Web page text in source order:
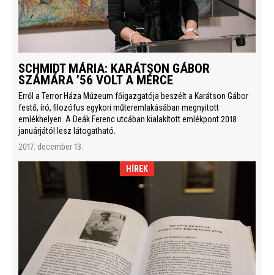
SCHMIDT MÁRIA: KARÁTSON GÁBOR
SZÁMÁRA ’56 VOLT A MÉRCE
Erről a Terror Háza Múzeum főigazgatója beszélt a Karátson Gábor
festő, író, filozófus egykori műteremlakásában megnyitott
emlékhelyen. A Deák Ferenc utcában kialakított emlékpont 2018
januárjától lesz látogatható.
2017. december 13.
HÍREK